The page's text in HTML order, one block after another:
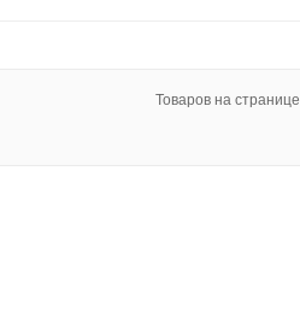
Товаров на странице